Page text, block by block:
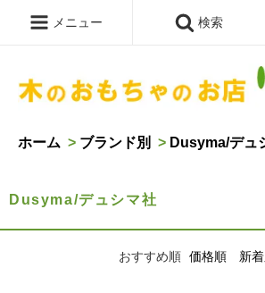
メニュー 検索
ホーム > ブランド別 > Dusyma/デュ
Dusyma/デュシマ社
おすすめ順 価格順 新